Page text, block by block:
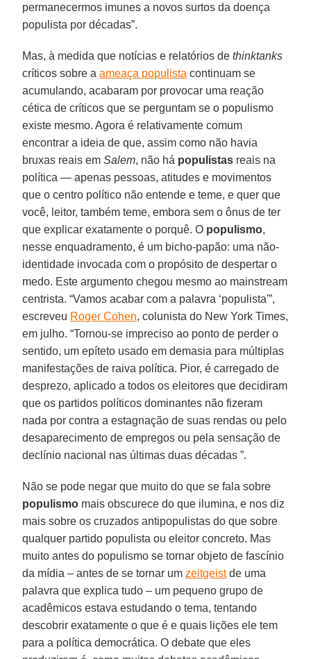
permanecermos imunes a novos surtos da doença
populista por décadas”.
Mas, à medida que notícias e relatórios dethinktanks
críticos sobre aameaça populista continuam se
acumulando, acabaram por provocar uma reação
cética de críticos que se perguntam se o populismo
existe mesmo. Agora é relativamente comum
encontrar a ideia de que, assim como não havia
bruxas reais emSalem, não há populistas reais na
política — apenas pessoas, atitudes e movimentos
que o centro político não entende e teme, e quer que
você, leitor, também teme, embora sem o ônus de ter
que explicar exatamente o porquê. O populismo,
nesse enquadramento, é um bicho-papão: uma não-
identidade invocada com o propósito de despertar o
medo. Este argumento chegou mesmo ao mainstream
centrista. “Vamos acabar com a palavra ‘populista'”,
escreveu Roger Cohen, colunista do New York Times,
em julho. “Tornou-se impreciso ao ponto de perder o
sentido, um epíteto usado em demasia para múltiplas
manifestações de raiva política. Pior, é carregado de
desprezo, aplicado a todos os eleitores que decidiram
que os partidos políticos dominantes não fizeram
nada por contra a estagnação de suas rendas ou pelo
desaparecimento de empregos ou pela sensação de
declínio nacional nas últimas duas décadas ”.
Não se pode negar que muito do que se fala sobre
populismo mais obscurece do que ilumina, e nos diz
mais sobre os cruzados antipopulistas do que sobre
qualquer partido populista ou eleitor concreto. Mas
muito antes do populismo se tornar objeto de fascínio
da mídia – antes de se tornar umzeitgeistde uma
palavra que explica tudo – um pequeno grupo de
acadêmicos estava estudando o tema, tentando
descobrir exatamente o que é e quais lições ele tem
para a política democrática. O debate que eles